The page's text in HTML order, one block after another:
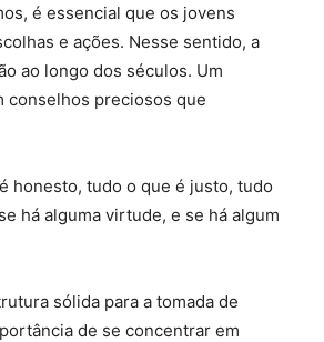
é essencial que os jovens
e ações. Nesse sentido, a
ao longo dos séculos. Um
conselhos preciosos que
honesto, tudo o que é justo, tudo
há alguma virtude, e se há algum
sólida para a tomada de
de se concentrar em